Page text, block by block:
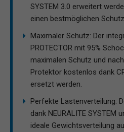
SYSTEM 3.0 erweitert
einen bestmöglichen
Maximaler Schutz: Der
PROTECTOR mit 95%
maximalen Schutz und
Protektor kostenlos dank
ersetzt werden.
Perfekte Lastenverteilung:
dank NEURALITE SYSTEM
ideale Gewichtsverteilung